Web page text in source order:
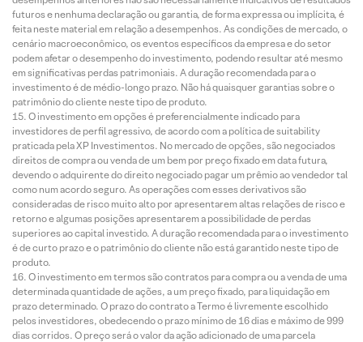
futuros e nenhuma declaração ou garantia, de forma expressa ou implícita, é
feita neste material em relação a desempenhos. As condições de mercado, o
cenário macroeconômico, os eventos específicos da empresa e do setor
podem afetar o desempenho do investimento, podendo resultar até mesmo
em significativas perdas patrimoniais. A duração recomendada para o
investimento é de médio-longo prazo. Não há quaisquer garantias sobre o
patrimônio do cliente neste tipo de produto.
O investimento em opções é preferencialmente indicado para
investidores de perfil agressivo, de acordo com a política de suitability
praticada pela XP Investimentos. No mercado de opções, são negociados
direitos de compra ou venda de um bem por preço fixado em data futura,
devendo o adquirente do direito negociado pagar um prêmio ao vendedor tal
como num acordo seguro. As operações com esses derivativos são
consideradas de risco muito alto por apresentarem altas relações de risco e
retorno e algumas posições apresentarem a possibilidade de perdas
superiores ao capital investido. A duração recomendada para o investimento
é de curto prazo e o patrimônio do cliente não está garantido neste tipo de
produto.
O investimento em termos são contratos para compra ou a venda de uma
determinada quantidade de ações, a um preço fixado, para liquidação em
prazo determinado. O prazo do contrato a Termo é livremente escolhido
pelos investidores, obedecendo o prazo mínimo de 16 dias e máximo de 999
dias corridos. O preço será o valor da ação adicionado de uma parcela